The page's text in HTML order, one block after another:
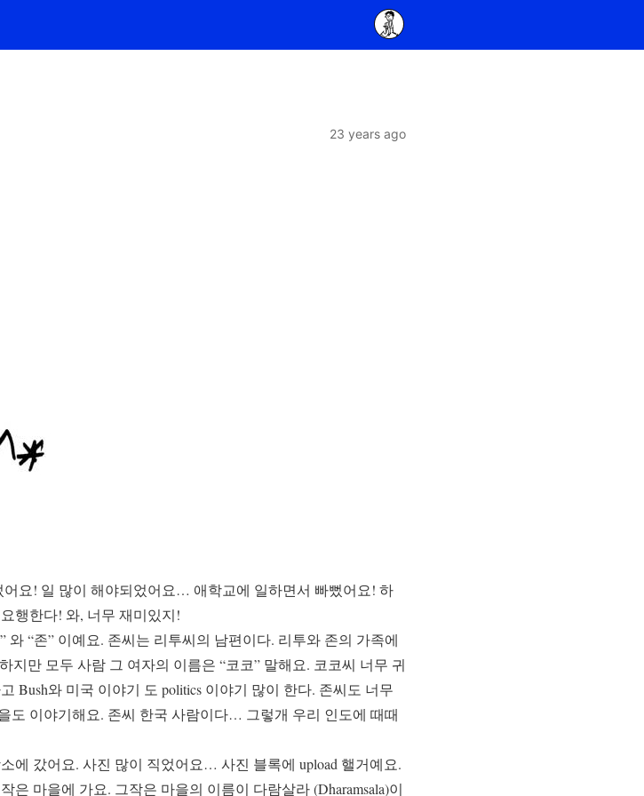
23 years ago
요! 일 많이 해야되었어요… 애학교에 일하면서 빠뻤어요! 하
행한다! 와, 너무 재미있지!
“존” 이예요. 존씨는 리투씨의 남편이다. 리투와 존의 가족에
만 모두 사람 그 여자의 이름은 “코코” 말해요. 코코씨 너무 귀
Bush와 미국 이야기 도 politics 이야기 많이 한다. 존씨도 너무
도 이야기해요. 존씨 한국 사람이다… 그렇개 우리 인도에 때때
에 갔어요. 사진 많이 직었어요… 사진 블록에 upload 핼거예요.
은 마을에 가요. 그작은 마을의 이름이 다람살라 (Dharamsala)이